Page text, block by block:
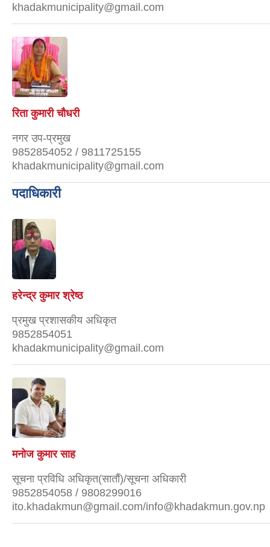
khadakmunicipality@gmail.com
रिता कुमारी चौधरी
नगर उप-प्रमुख
9852854052 / 9811725155
khadakmunicipality@gmail.com
पदाधिकारी
हरेन्द्र कुमार श्रेष्ठ
प्रमुख प्रशासकीय अधिकृत
9852854051
khadakmunicipality@gmail.com
मनोज कुमार साह
सूचना प्रविधि अधिकृत(सातौं)/सूचना अधिकारी
9852854058 / 9808299016
ito.khadakmun@gmail.com/info@khadakmun.gov.np